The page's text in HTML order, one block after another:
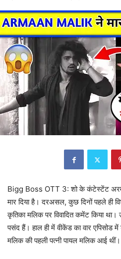
Bigg Boss OTT 3: शो के कंटेस्टेंट
मार दिया है। दरअसल, कुछ दिनों पहले ही
कृतिका मलिक पर विवादित कमेंट किया
पसंद हैं। हाल ही में वीकेंड का वार एपिसोड
मलिक की पहली पत्नी पायल मलिक आई थीं।